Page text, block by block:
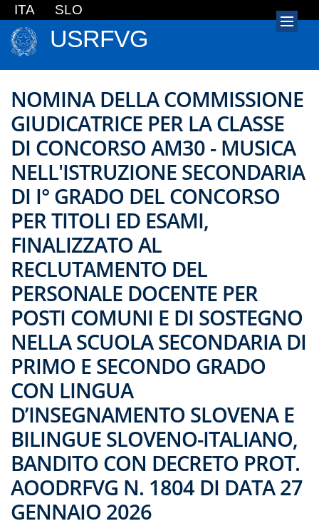
ITA SLO
USRFVG
NOMINA DELLA COMMISSIONE
GIUDICATRICE PER LA CLASSE
DI CONCORSO AM30 - MUSICA
NELL'ISTRUZIONE SECONDARIA
DI I° GRADO DEL CONCORSO
PER TITOLI ED ESAMI,
FINALIZZATO AL
RECLUTAMENTO DEL
PERSONALE DOCENTE PER
POSTI COMUNI E DI SOSTEGNO
NELLA SCUOLA SECONDARIA DI
PRIMO E SECONDO GRADO
CON LINGUA
D’INSEGNAMENTO SLOVENA E
BILINGUE SLOVENO-ITALIANO,
BANDITO CON DECRETO PROT.
AOODRFVG N. 1804 DI DATA 27
GENNAIO 2026